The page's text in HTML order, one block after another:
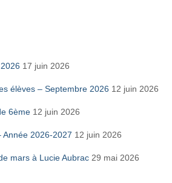
17 juin 2026
élèves – Septembre 2026 12 juin 2026
6ème 12 juin 2026
Année 2026-2027 12 juin 2026
mars à Lucie Aubrac 29 mai 2026